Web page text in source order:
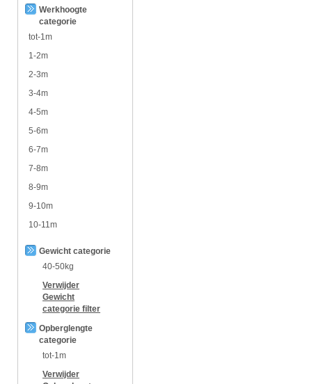
Werkhoogte
categorie
tot-1m
1-2m
2-3m
3-4m
4-5m
5-6m
6-7m
7-8m
8-9m
9-10m
10-11m
Gewicht categorie
40-50kg
Verwijder
Gewicht
categorie filter
Opberglengte
categorie
tot-1m
Verwijder